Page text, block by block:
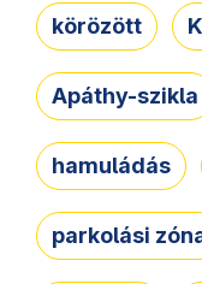
körözött
Apáthy-szikla
hamuládás
parkolási